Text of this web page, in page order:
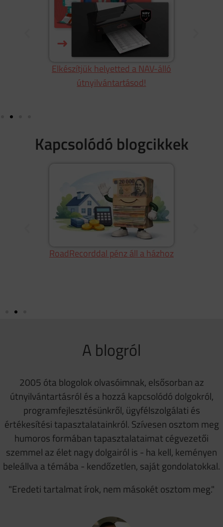
Elkészítjük helyetted a NAV-álló
útnyilvántartásod!
Kapcsolódó blogcikkek
RoadRecorddal pénz áll a házhoz
A blogról
2005 óta blogolok olvasóimnak, elsősorban az
útnyilvántartásról és a hozzá kapcsolódó dolgokról,
programfejlesztésünkről, ügyfélszolgálati és
értékesítési tapasztalatainkról. Szívesen osztom meg
humoros formában tapasztalataimat cégvezetői
szemmel az élet nagy dolgairól is - ha kell, keményen
beleállva a témába - kendőzetlen, saját gondolatokkal.
"Eredeti tartalmat írok, nem másokét osztom meg."